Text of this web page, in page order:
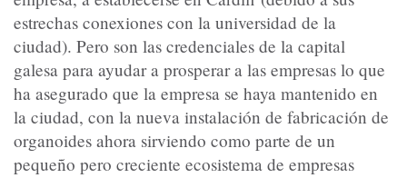
estrechas conexiones con la universidad de la
ciudad). Pero son las credenciales de la capital
galesa para ayudar a prosperar a las empresas lo que
ha asegurado que la empresa se haya mantenido en
la ciudad, con la nueva instalación de fabricación de
organoides ahora sirviendo como parte de un
pequeño pero creciente ecosistema de empresas